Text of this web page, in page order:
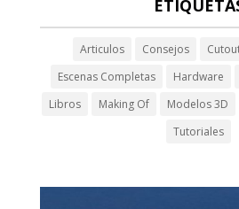
Articulos Consejos
Escenas Completas
Hardware
Libros
Making Of Modelos 3D
Tutoriales